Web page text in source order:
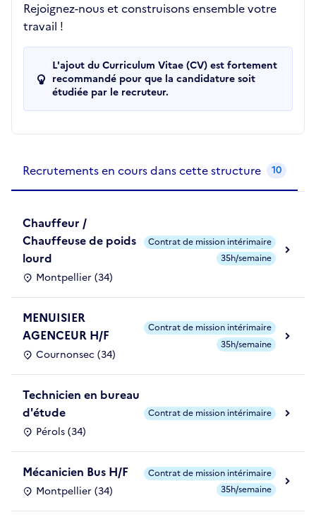
Rejoignez-nous et construisons ensemble votre
travail !
L'ajout du Curriculum Vitae (CV) est fortement
recommandé pour que la candidature soit
étudiée par le recruteur.
Recrutements en cours dans cette structure 10
Chauffeur /
Chauffeuse de poids
lourd
Montpellier (34)
Contrat de mission intérimaire
35h/semaine
MENUISIER
AGENCEUR H/F
Cournonsec (34)
Contrat de mission intérimaire
35h/semaine
Technicien en bureau
d'étude
Pérols (34)
Contrat de mission intérimaire
Mécanicien Bus H/F
Montpellier (34)
Contrat de mission intérimaire
35h/semaine